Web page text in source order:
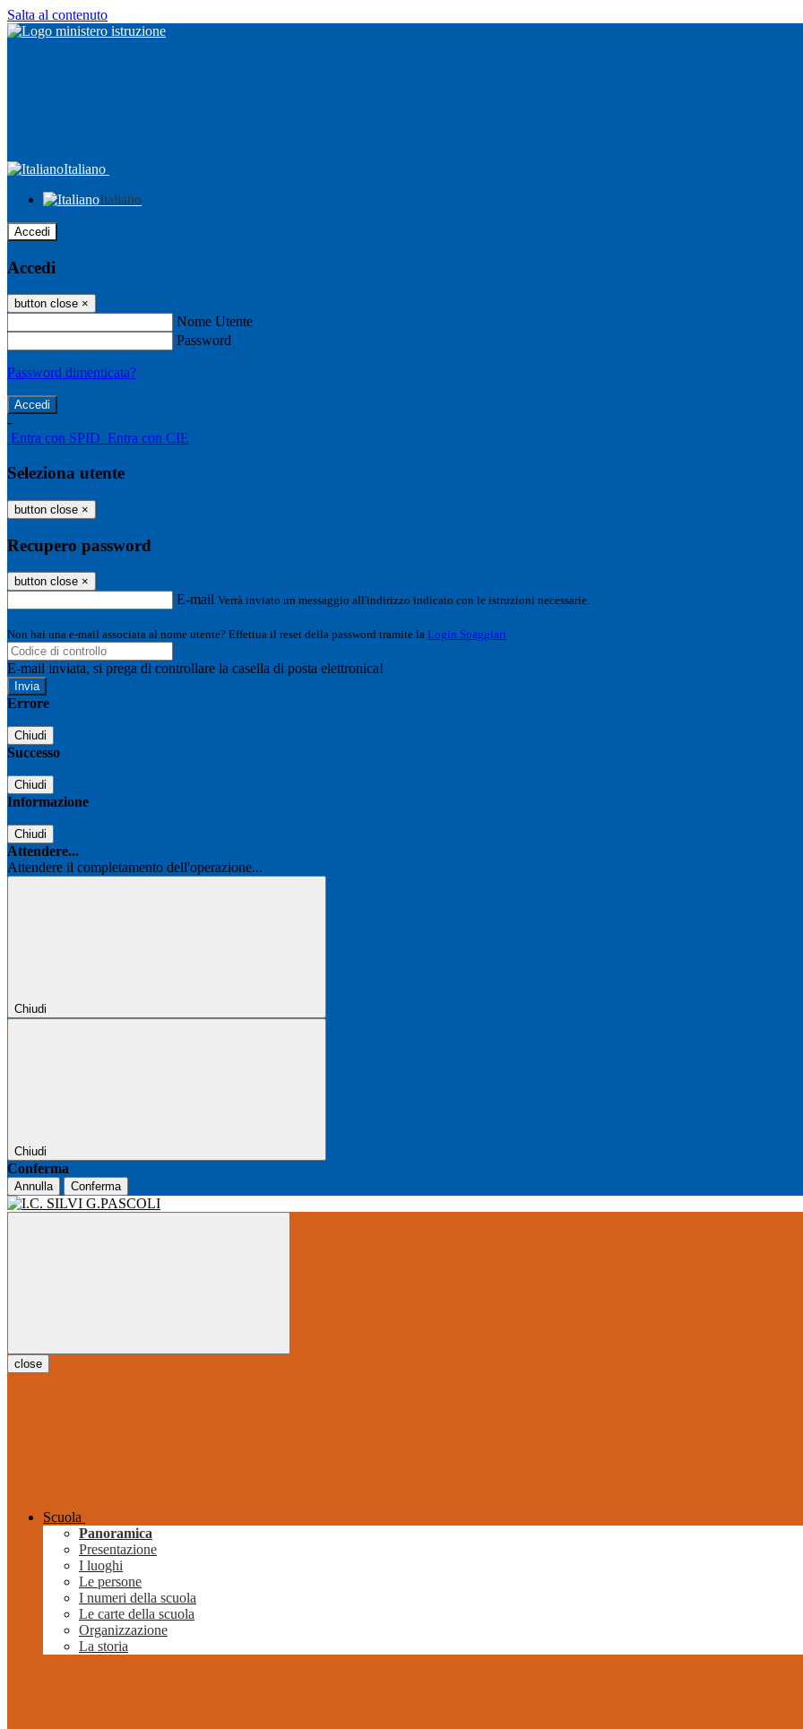
Salta al contenuto
Italiano
Italiano
Accedi
Accedi
button close ×
Nome Utente
Password
Password dimenticata?
-
Entra con SPID Entra con CIE
Seleziona utente
button close ×
Recupero password
button close ×
E-mail Verrà inviato un messaggio all'indirizzo indicato con le istruzioni necessarie.
Non hai una e-mail associata al nome utente? Effettua il reset della password tramite la Login Spaggiari
E-mail inviata, si prega di controllare la casella di posta elettronica!
Errore
Chiudi
Successo
Chiudi
Informazione
Chiudi
Attendere...
Attendere il completamento dell'operazione...
Chiudi
Chiudi
Conferma
Annulla Conferma
close
Scuola
Panoramica
Presentazione
I luoghi
Le persone
I numeri della scuola
Le carte della scuola
Organizzazione
La storia